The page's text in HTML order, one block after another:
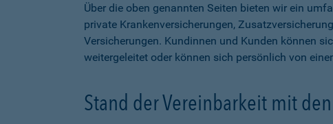
Über die oben genannten Seiten bieten wir ein
private Krankenversicherungen,
Versicherungen. Kundinnen und Kunden können
weitergeleitet oder können sich persönlich von
Stand der Vereinbarkeit mit